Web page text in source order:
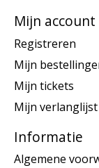
Mijn account
Registreren
Mijn
Mijn tickets
Mijn verlanglijst
Informatie
Algemene